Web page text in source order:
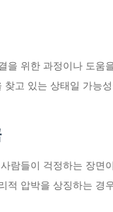
을 위한 과정이나 도움
찾고 있는 상태일 가능
람들이 걱정하는 장면
적 압박을 상징하는 경